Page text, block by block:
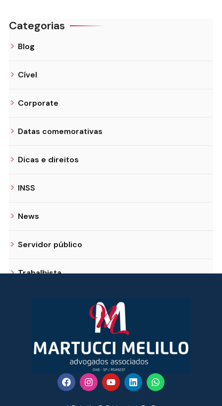
Categorias
Blog
Cível
Corporate
Datas comemorativas
Dicas e direitos
INSS
News
Servidor público
Trabalhista